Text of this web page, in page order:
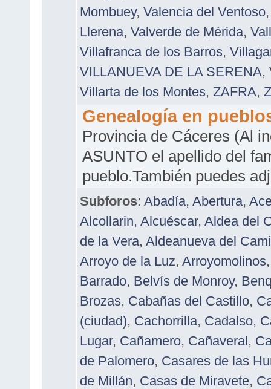
Mombuey, Valencia del Ventoso
Llerena, Valverde de Mérida,
Villafranca de los Barros,
VILLANUEVA DE LA SERENA,
Villarta de los Montes, ZAFRA,
Genealogía en
Provincia de Cáceres (Al
ASUNTO el apellido del
pueblo.También puedes
Subforos: Abadía, Abertura,
Alcollarin, Alcuéscar, Aldea del
de la Vera, Aldeanueva del
Arroyo de la Luz, Arroyomolinos
Barrado, Belvís de Monroy,
Brozas, Cabañas del Castillo,
(ciudad), Cachorrilla, Cadalso,
Lugar, Cañamero, Cañaveral,
de Palomero, Casares de las
de Millán, Casas de Miravete,